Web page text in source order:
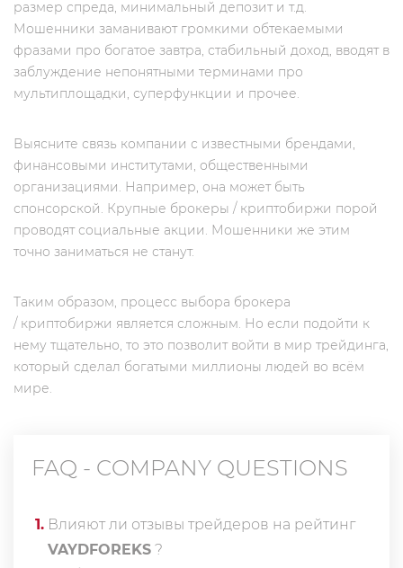
размер спреда, минимальный депозит и т.д.
Мошенники заманивают громкими обтекаемыми
фразами про богатое завтра, стабильный доход, вводят в
заблуждение непонятными терминами про
мультиплощадки, суперфункции и прочее.
Выясните связь компании с известными брендами,
финансовыми институтами, общественными
организациями. Например, она может быть
спонсорской. Крупные брокеры / криптобиржи порой
проводят социальные акции. Мошенники же этим
точно заниматься не станут.
Таким образом, процесс выбора брокера
/ криптобиржи является сложным. Но если подойти к
нему тщательно, то это позволит войти в мир трейдинга,
который сделал богатыми миллионы людей во всём
мире.
FAQ - COMPANY QUESTIONS
1. Влияют ли отзывы трейдеров на рейтинг
VAYDFOREKS ?